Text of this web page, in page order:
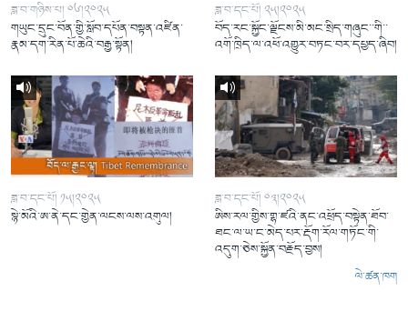
ཟླ་བ་གཉིས་པ། ༠༦།༢༠༢༥
གཡུང་དྲུང་བོན་གྱི་སློབ་དཔོན་བསྟན་འཛིན་
རྣམ་དག་རིན་པོ་ཆེའི་བརྒྱ་སྟོན།
ཟླ་བ་དང་པོ། ༢༥།༢༠༢༥
བོད་རང་སྐྱོང་ལྗོངས་མི་མང་སྲིད་གཞུང་་གི་་
འགོ་ཁྲིད་ལ་འཕོ་འགྱུར་བཏང་བར་དཔྱད་ཞིབ།
ཟླ་བ་དང་པོ། ༡༥།༢༠༢༥
སྙེ་མོའི་ཨ་ནེ་དང་གྱེན་ལངས་ལས་འགུལ།
ཟླ་བ་དང་པོ། ༠༣།༢༠༢༥
ཨིས་རལ་གྱིས་གྷ་ཛའི་ནང་འཕྲོད་བསྟེན་ཐོབ་
ཐང་ལ་ཡ་ང་མེད་པར་རྡོག་རོལ་གཏོང་གི་
འདུག་ཅེས་སྐྱོན་བརྗོད་བྱས།
ལེ་ཚན་ཁག